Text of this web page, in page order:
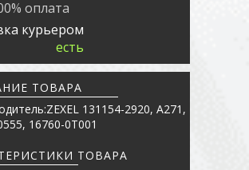
оплата
курьером
есть
ТОВАРА
131154-2920, A271,
16760-0T001
ТОВАРА